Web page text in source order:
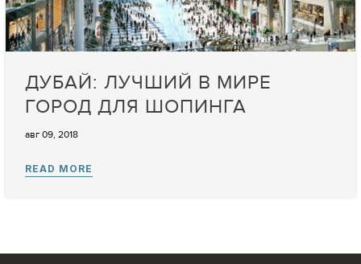
ДУБАЙ: ЛУЧШИЙ В МИРЕ
ГОРОД ДЛЯ ШОПИНГА
авг 09, 2018